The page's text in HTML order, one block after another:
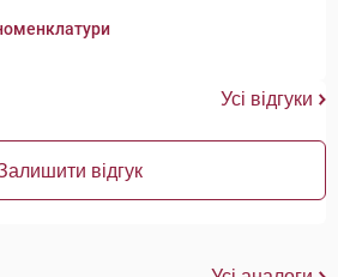
Усі відгуки
відгук